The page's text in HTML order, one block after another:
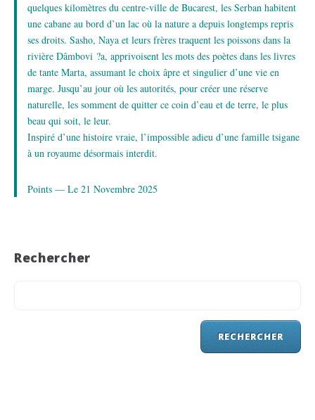
quelques kilomètres du centre-ville de Bucarest, les Serban habitent
une cabane au bord d’un lac où la nature a depuis longtemps repris
ses droits. Sasho, Naya et leurs frères traquent les poissons dans la
rivière Dâmbovi ?a, apprivoisent les mots des poètes dans les livres
de tante Marta, assumant le choix âpre et singulier d’une vie en
marge. Jusqu’au jour où les autorités, pour créer une réserve
naturelle, les somment de quitter ce coin d’eau et de terre, le plus
beau qui soit, le leur.
Inspiré d’une histoire vraie, l’impossible adieu d’une famille tsigane
à un royaume désormais interdit.
Points — Le 21 Novembre 2025
Rechercher